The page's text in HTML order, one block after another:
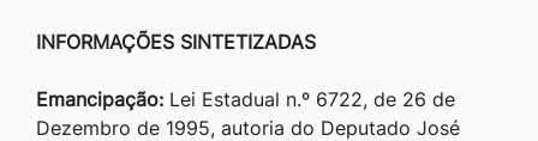
INFORMAÇÕES SINTETIZADAS
Emancipação: Lei Estadual n.º 6722, de 26 de
Dezembro de 1995, autoria do Deputado José